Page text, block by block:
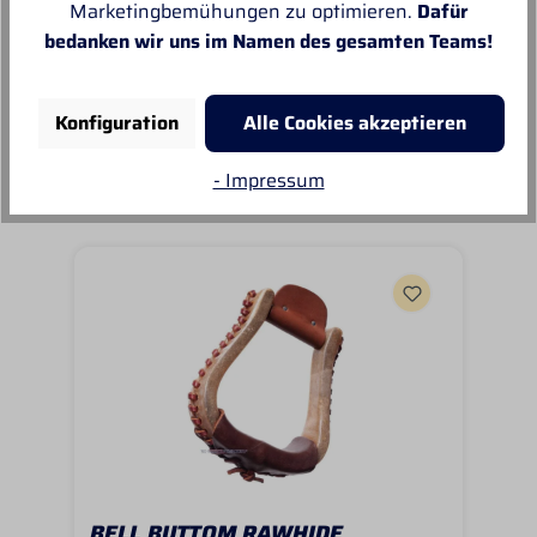
Unsere Empfehlungen
Marketingbemühungen zu optimieren. Dafür
bedanken wir uns im Namen des gesamten Teams!
Konfiguration
Alle Cookies akzeptieren
- Impressum